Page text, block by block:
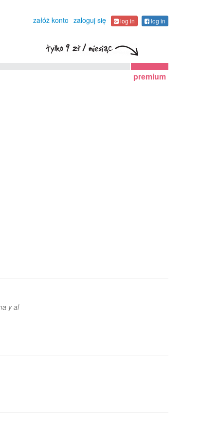
załóż konto zaloguj się log in log in
premium
y al